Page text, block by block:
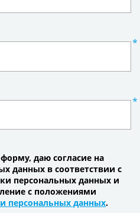
даю согласие на
данных в соответствии с
персональных данных и
с положениями
персональных данных.